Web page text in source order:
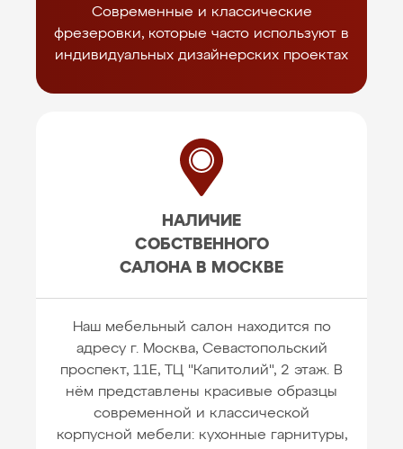
Современные и классические
фрезеровки, которые часто используют в
индивидуальных дизайнерских проектах
НАЛИЧИЕ
СОБСТВЕННОГО
САЛОНА В МОСКВЕ
Наш мебельный салон находится по
адресу г. Москва, Севастопольский
проспект, 11Е, ТЦ "Капитолий", 2 этаж. В
нём представлены красивые образцы
современной и классической
корпусной мебели: кухонные гарнитуры,